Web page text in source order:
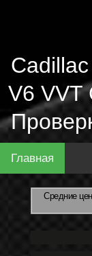
V6 VVT
Главная
Средние